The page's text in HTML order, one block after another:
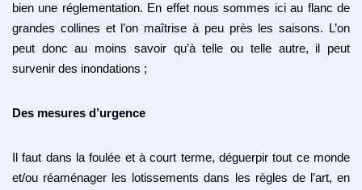
bien une réglementation. En effet nous sommes ici au flanc de
grandes collines et l’on maîtrise à peu près les saisons. L’on
peut donc au moins savoir qu’à telle ou telle autre, il peut
survenir des inondations ;
Des mesures d’urgence
Il faut dans la foulée et à court terme, déguerpir tout ce monde
et/ou réaménager les lotissements dans les règles de l’art, en